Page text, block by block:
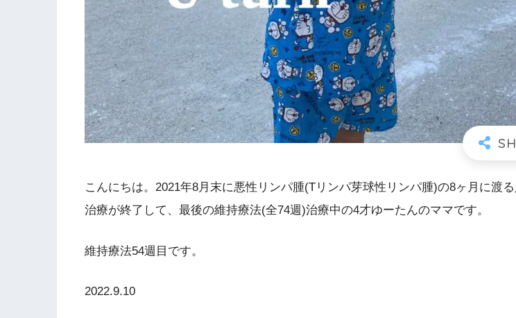
こんにちは。2021年8月末に悪性リンパ腫(Tリンパ芽球性リンパ腫)の8ヶ月に渡
治療が終了して、最後の維持療法(全74週)治療中の4才ゆーたんのママです。
維持療法54週目です。
2022.9.10